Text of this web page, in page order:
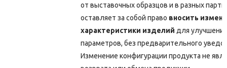
от выставочных образцов и в разных
оставляет за собой право вносить
характеристики изделий для
параметров, без предварительного
Изменение конфигурации продукта не